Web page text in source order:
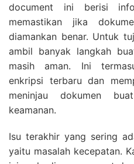
document ini berisi
memastikan jika
diamankan benar. Untuk
ambil banyak langkah
masih aman. Ini
enkripsi terbaru dan
meninjau dokumen
keamanan.
Isu terakhir yang sering
yaitu masalah kecepatan.